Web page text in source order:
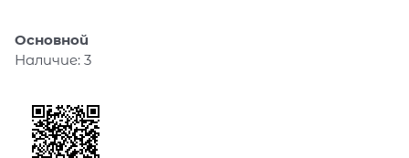
Основной
Наличие: 3